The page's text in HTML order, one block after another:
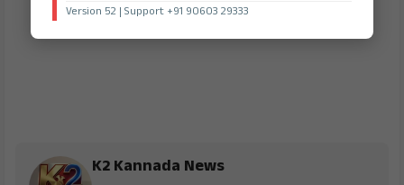
K2 Kannada News
Version 52 | Support +91 90603 29333